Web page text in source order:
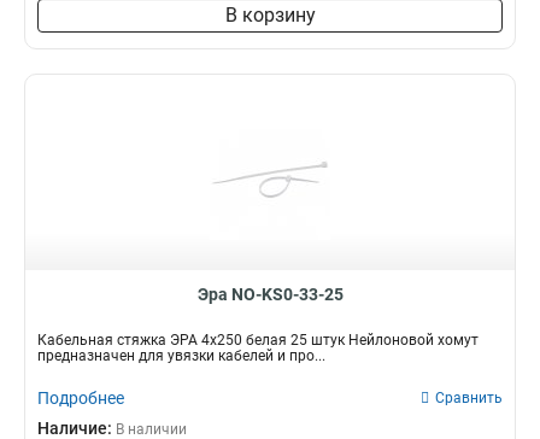
В корзину
Эра NO-KS0-33-25
Кабельная стяжка ЭРА 4x250 белая 25 штук Нейлоновой хомут
предназначен для увязки кабелей и про...
Подробнее Сравнить
Наличие: В наличии